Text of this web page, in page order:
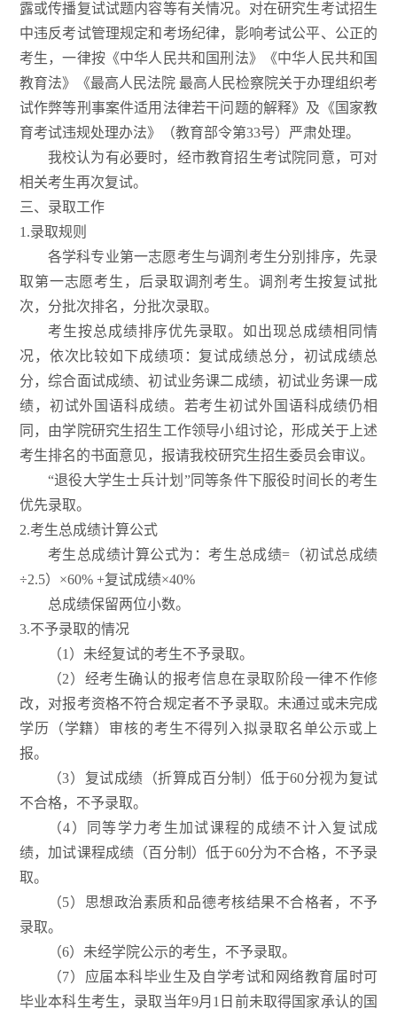
露或传播复试试题内容等有关情况。对在研究生考试招生
中违反考试管理规定和考场纪律，影响考试公平、公正的
考生，一律按《中华人民共和国刑法》《中华人民共和国
教育法》《最高人民法院 最高人民检察院关于办理组织考
试作弊等刑事案件适用法律若干问题的解释》及《国家教
育考试违规处理办法》（教育部令第33号）严肃处理。
我校认为有必要时，经市教育招生考试院同意，可对
相关考生再次复试。
三、录取工作
1.录取规则
各学科专业第一志愿考生与调剂考生分别排序，先录
取第一志愿考生，后录取调剂考生。调剂考生按复试批
次，分批次排名，分批次录取。
考生按总成绩排序优先录取。如出现总成绩相同情
况，依次比较如下成绩项：复试成绩总分，初试成绩总
分，综合面试成绩、初试业务课二成绩，初试业务课一成
绩，初试外国语科成绩。若考生初试外国语科成绩仍相
同，由学院研究生招生工作领导小组讨论，形成关于上述
考生排名的书面意见，报请我校研究生招生委员会审议。
“退役大学生士兵计划”同等条件下服役时间长的考生
优先录取。
2.考生总成绩计算公式
考生总成绩计算公式为：考生总成绩=（初试总成绩
÷2.5）×60% +复试成绩×40%
总成绩保留两位小数。
3.不予录取的情况
（1）未经复试的考生不予录取。
（2）经考生确认的报考信息在录取阶段一律不作修
改，对报考资格不符合规定者不予录取。未通过或未完成
学历（学籍）审核的考生不得列入拟录取名单公示或上
报。
（3）复试成绩（折算成百分制）低于60分视为复试
不合格，不予录取。
（4）同等学力考生加试课程的成绩不计入复试成
绩，加试课程成绩（百分制）低于60分为不合格，不予录
取。
（5）思想政治素质和品德考核结果不合格者，不予
录取。
（6）未经学院公示的考生，不予录取。
（7）应届本科毕业生及自学考试和网络教育届时可
毕业本科生考生，录取当年9月1日前未取得国家承认的国